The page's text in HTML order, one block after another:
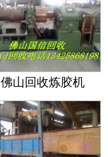
佛山回收炼胶机